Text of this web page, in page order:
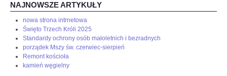
NAJNOWSZE ARTYKUŁY
nowa strona intrnetowa
Święto Trzech Króli 2025
Standardy ochrony osób małoletnich i bezradnych
porządek Mszy św. czerwiec-sierpień
Remont kościoła
kamień węgielny